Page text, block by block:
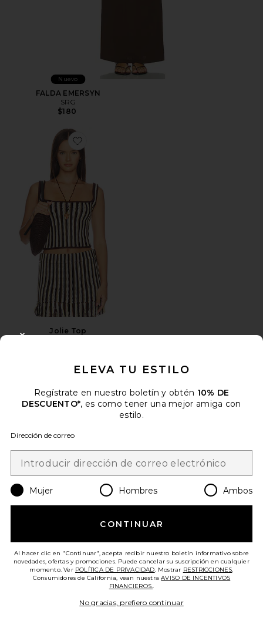
Nuevo
FALDA EMERSYN
SRG
$180
Favorite Jolie Top
Jolie Top
FALDA-PANTALÓN JOLIE
Amanda Uprichard
ELEVA TU ESTILO
Regístrate en nuestro boletín y obtén 10% DE
DESCUENTO*, es como tener una mejor amiga con
estilo.
Dirección de correo
Mujer Hombres Ambos
CONTINUAR
Al hacer clic en "Continuar", acepta recibir nuestro boletín informativo sobre
novedades, ofertas y promociones. Puede cancelar su suscripción en cualquier
momento. Ver POLÍTICA DE PRIVACIDAD. Mostrar RESTRICCIONES.
Consumidores de California, vean nuestraAVISO DE INCENTIVOS
FINANCIEROS..
No gracias, prefiero continuar